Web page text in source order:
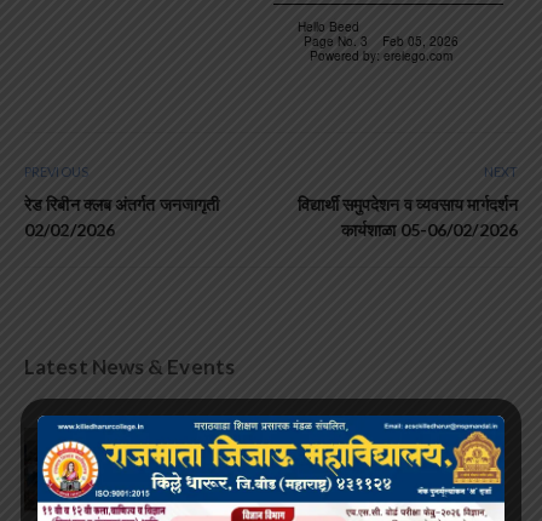
PREVIOUS
रेड रिबीन क्लब अंतर्गत जनजागृती
02/02/2026
NEXT
विद्यार्थी समुपदेशन व व्यवसाय मार्गदर्शन
कार्यशाळा 05-06/02/2026
Latest News & Events
नशामुक्त भारत ची शपथ
1 Aug, 2026